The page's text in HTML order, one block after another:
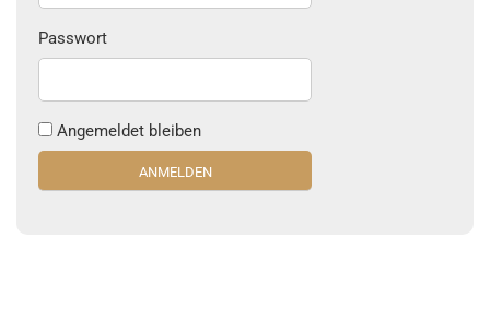
Passwort
Angemeldet bleiben